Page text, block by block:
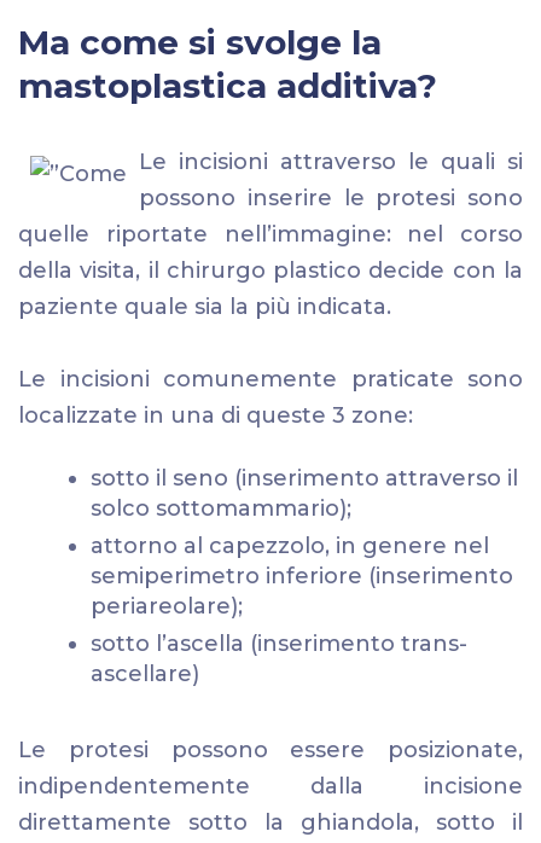
Ma come si svolge la
mastoplastica additiva?
Le incisioni attraverso le quali si
possono inserire le protesi sono
quelle riportate nell’immagine: nel corso
della visita, il chirurgo plastico decide con la
paziente quale sia la più indicata.
Le incisioni comunemente praticate sono
localizzate in una di queste 3 zone:
sotto il seno (inserimento attraverso il
solco sottomammario);
attorno al capezzolo, in genere nel
semiperimetro inferiore (inserimento
periareolare);
sotto l’ascella (inserimento trans-
ascellare)
Le protesi possono essere posizionate,
indipendentemente dalla incisione
direttamente sotto la ghiandola, sotto il